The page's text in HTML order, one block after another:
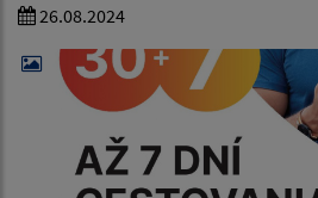
26.08.2024